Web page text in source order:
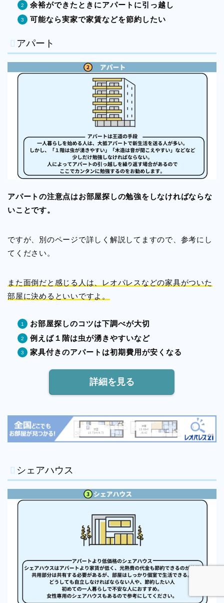
余裕ができたときにアパートに引っ越し
可能なら実家で家賃などを節約したい
アパート
アパートの注意点はお部屋探しの勉強をしなければならな
いことです。
ですが、別のページで詳しく解説してますので、参考にし
てください。
また面倒だと感じる人は、レオパレスなどの家具がついた
部屋に決めるといいですよ。
お部屋探しのコツは下調べが大切
例えば１階は虫が湧きやすいなど
家具付きのアパートは初期費用が安くなる
詳細を見る
シェアハウス